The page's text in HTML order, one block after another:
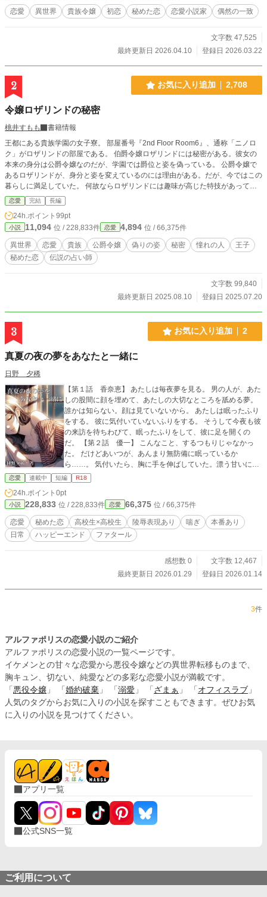
べく公開後に激しい修正が入ります。 「間を置いて二度美味しい」とご笑覧下
さいませ。 ❇登場人物のお名前が他作品とダダ被りする場合がございます。皆
物語です。 疲れたお心とお身体を妄想で癒やして頂けますと泳ぎ甲斐がありま
恋愛 異世界 貴族令嬢 初恋 秘めた恋 恋愛小説家 偶然の一致
文字数 47,525
最終更新日 2026.04.10
登録日 2026.03.22
2 お気に入り追加 2,708
令嬢ロザリンドの秘密
桃井すもも
書籍情報
王都にある貴族学園の女子寮。 部屋番号『2nd Floor Room6』、通称「ニノロ
ク」がロザリンドの部屋である。 伯爵令嬢ロザリンドには秘密がある。彼女の
本来の身分は公爵令嬢なのだが、学園では爵位と姿を偽っている。 公爵令嬢で
あるロザリンドが、身分と姿を変えているのには理由がある。だが、今ではこの
暮らしに満足していた。 何故ならロザリンドには趣味が高じた特技があって、
学園で彼女は密かに知られていた。 困ったときのロザリンド、悩んだときのロ
ザリンドと実しやかに囁かれているのである。 その日訪れた女子生徒のこと
を、ロザリンドは既に知っていた。彼女は王国の第五王子の婚約者だった。 ❇
こちらの作品は、他サイトへ別名義にて公開しております。 ❇完結しての内容
から、R15から全年齢へ設定変更致しました。 表現には留意しておりますが、
苦手と思われるシーンがございましたら読み飛ばして頂けますようお願い申し上
げます。 ❇作中にタロットや占星術が出て参りますが、解釈は作家の我流で
修正が入ります。 「間を置いて二度美味しい」とご笑覧下さいませ。 ❇100%妄
想の産物です。妄想なので史実とは異なっております。 ❇妄想遠泳の果てに波
を妄想で癒やして頂けますと泳ぎ甲斐があります。 ❇座右の銘は「知らないこ
とは書けない」「嘘をつくなら最後まで」
恋愛 完結 長編
24h.ポイント 99pt
小説 11,094 位 / 228,833件 恋愛 4,894 位 / 66,375件
異世界 恋愛 貴族 公爵令嬢 偽りの姿 秘密 憧れの人
王子
秘めた恋
伝説の占い師
文字数 99,840
最終更新日 2025.08.10
登録日 2025.07.20
3 お気に入り追加 2
真夏の夜の夢をあなたと一緒に
日野 夕稀
【第１話 香奈恵】 あたしは毎夜夢を見る。 男の人が、あた
しの股間に顔を埋めて、あたしの大切なところを舐める夢。
誰かは知らない。顔は見ていないから。 あたしは眠ったふり
をする。 彼に気付いていないふりをする。 そうして今夜も彼
の来訪を待ちわびて、眠ったふりをして、彼に足を開くの
だ。 【第２話 優一】 こんなこと、するつもりじゃなかっ
た。 だけどあいつが、あんまり無防備に眠っているか
ら……。 気付いたら、胸に手を伸ばしていた。漂う甘いにお
いに誘われて、足の間に顔を埋めていた。 それでも香奈恵は
目を覚まさない。だから、だから俺は、もう我慢できなくな
って……。
恋愛 連載中 短編 R18
24h.ポイント 0pt
小説 228,833 位 / 228,833件 恋愛 66,375 位 / 66,375件
恋愛 秘めた恋 高校生×高校生 陵辱表現あり 喘ぎ
本番あり
日常
ハッピーエンド ファタール
感想数 0
文字数 12,467
最終更新日 2026.01.29
登録日 2026.01.14
3件
アルファポリスの恋愛小説のご紹介
アルファポリスの恋愛小説の一覧ページです。
イケメンとの甘々な恋愛から悪役令嬢などの異世界転移ものまで、
胸キュン、切ない、純愛などの多彩な恋愛小説が満載です。
「 悪役令嬢 」 「 婚約破棄 」 「 溺愛 」 「 ざまぁ 」 「 オフィスラブ 」
人気のタグからお気に入りの小説を探すこともできます。ぜひお気
に入りの小説を見つけてください。
アプリ一覧
公式SNS一覧
ご利用について